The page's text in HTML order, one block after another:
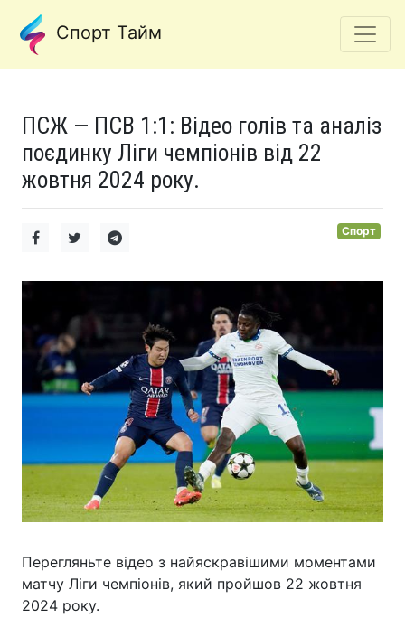
Спорт Тайм
ПСЖ — ПСВ 1:1: Відео голів та аналіз
поєдинку Ліги чемпіонів від 22
жовтня 2024 року.
Спорт
Перегляньте відео з найяскравішими моментами
матчу Ліги чемпіонів, який пройшов 22 жовтня
2024 року.